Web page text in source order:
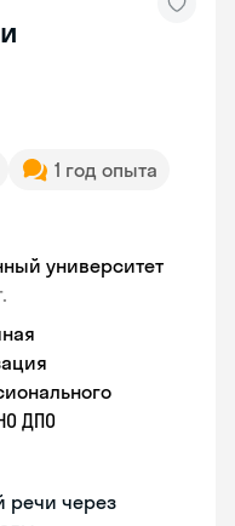
1 год опыта
университет
ДПО
речи через